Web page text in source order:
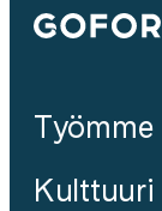
Gofore
Työmme
Kulttuuri